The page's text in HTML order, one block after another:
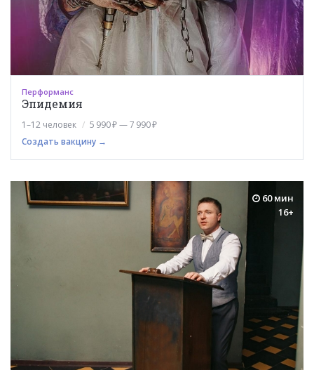
Перформанс
Эпидемия
1–12 человек
5 990 ₽ — 7 990 ₽
Создать вакцину →
60 мин
16+